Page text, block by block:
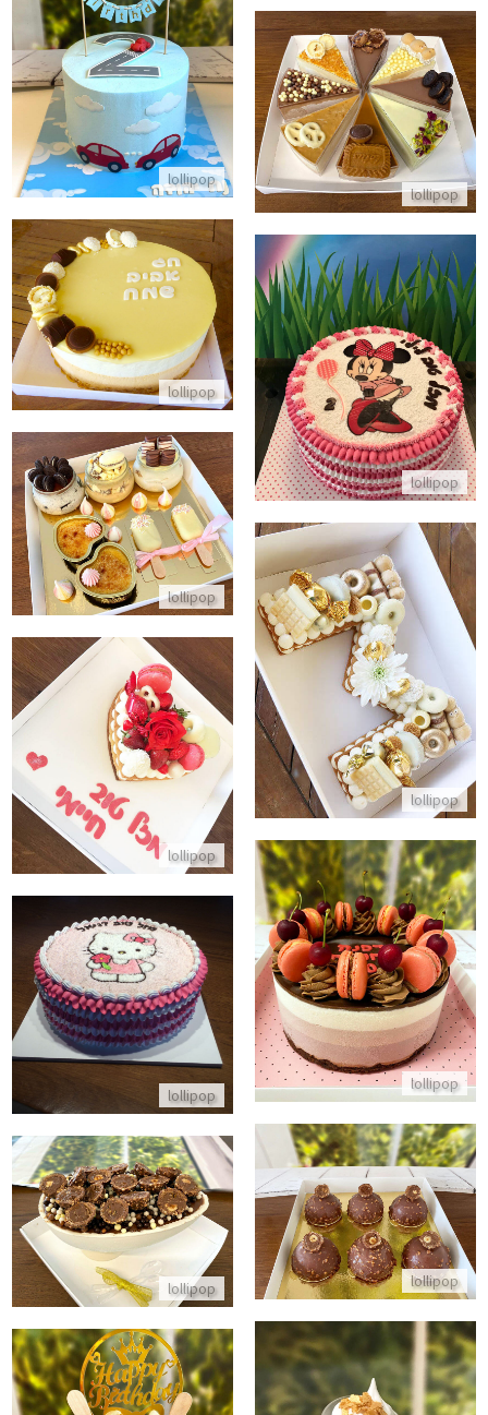
lollipop
עוגת יום הולדת מכוניות
התקשר/י
lollipop
עוגת מוסים בטעמים
התקשר/י
lollipop
עוגת מוס ריבת חלב וקוקוס
התקשר/י
lollipop
מיני מאוס בעוגת זילוף מעוצבת
התקשר/י
lollipop
מארז יום הולדת מתוק לאשה
התקשר/י
lollipop
עוגת אותיות ומלא שוקולדים
התקשר/י
lollipop
עוגת לב פריך אישית
התקשר/י
lollipop
עוגת יום הולדת טריקולד ללא גלוטן
התקשר/י
lollipop
עוגת זילוף הלו קיטי
התקשר/י
lollipop
קינוחים אישיים כיפות מוס בטעם פררו רושה
התקשר/י
lollipop
ביצת הפתעה ענקית מלאת
התקשר/י